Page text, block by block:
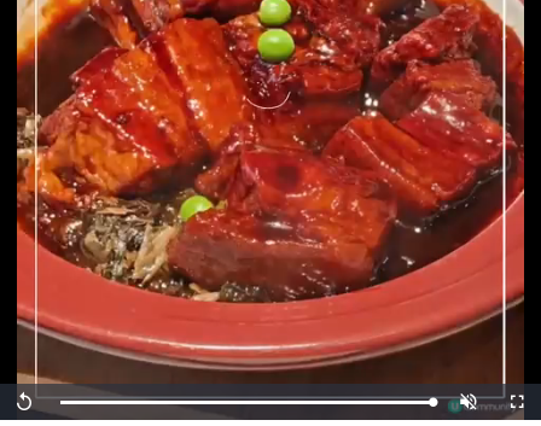
Replay Loaded:
100.00%
Unmute